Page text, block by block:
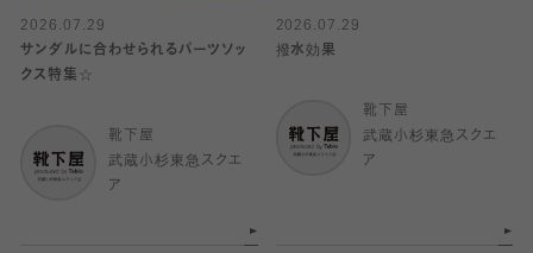
2026.07.29
サンダルに合わせられるパーツソッ
クス特集☆
靴下屋
武蔵小杉東急スクエ
ア
2026.07.29
撥水効果
靴下屋
武蔵小杉東急スクエ
ア